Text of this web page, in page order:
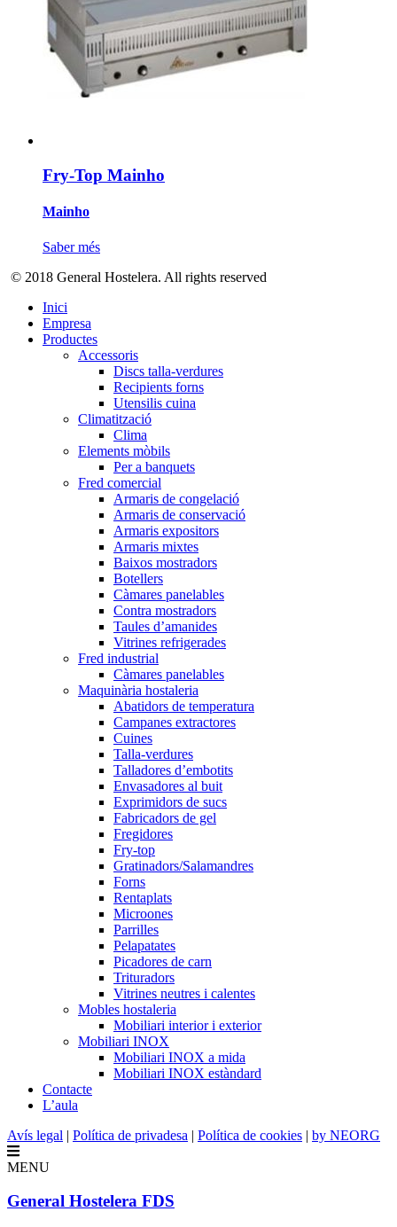
Fry-Top Mainho
Mainho
Saber més
© 2018 General Hostelera. All rights reserved
Inici
Empresa
Productes
Accessoris
Discs talla-verdures
Recipients forns
Utensilis cuina
Climatització
Clima
Elements mòbils
Per a banquets
Fred comercial
Armaris de congelació
Armaris de conservació
Armaris expositors
Armaris mixtes
Baixos mostradors
Botellers
Càmares panelables
Contra mostradors
Taules d’amanides
Vitrines refrigerades
Fred industrial
Càmares panelables
Maquinària hostaleria
Abatidors de temperatura
Campanes extractores
Cuines
Talla-verdures
Talladores d’embotits
Envasadores al buit
Exprimidors de sucs
Fabricadors de gel
Fregidores
Fry-top
Gratinadors/Salamandres
Forns
Rentaplats
Microones
Parrilles
Pelapatates
Picadores de carn
Trituradors
Vitrines neutres i calentes
Mobles hostaleria
Mobiliari interior i exterior
Mobiliari INOX
Mobiliari INOX a mida
Mobiliari INOX estàndard
Contacte
L’aula
Avís legal | Política de privadesa | Política de cookies | by NEORG
MENU
General Hostelera FDS